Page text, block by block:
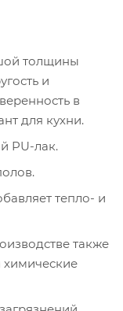
толщины
и
в
для кухни.
PU-лак.
тепло- и
также
химические